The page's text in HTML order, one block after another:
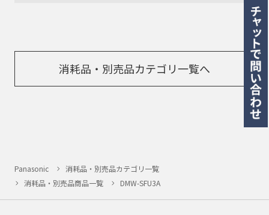
消耗品・別売品カテゴリ一覧へ
Panasonic
消耗品・別売品カテゴリ一覧
消耗品・別売品商品一覧
DMW-SFU3A